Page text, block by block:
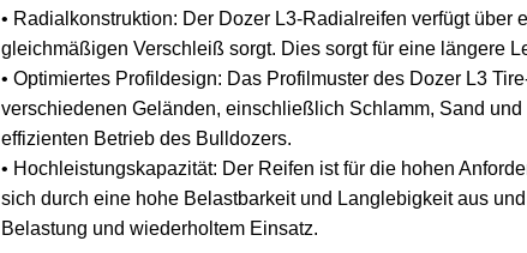
• Radialkonstruktion: Der Dozer L3-Radialreifen verfügt
gleichmäßigen Verschleiß sorgt. Dies sorgt für eine längere
• Optimiertes Profildesign: Das Profilmuster des Dozer L3
verschiedenen Geländen, einschließlich Schlamm, Sand
effizienten Betrieb des Bulldozers.
• Hochleistungskapazität: Der Reifen ist für die hohen
sich durch eine hohe Belastbarkeit und Langlebigkeit aus
Belastung und wiederholtem Einsatz.